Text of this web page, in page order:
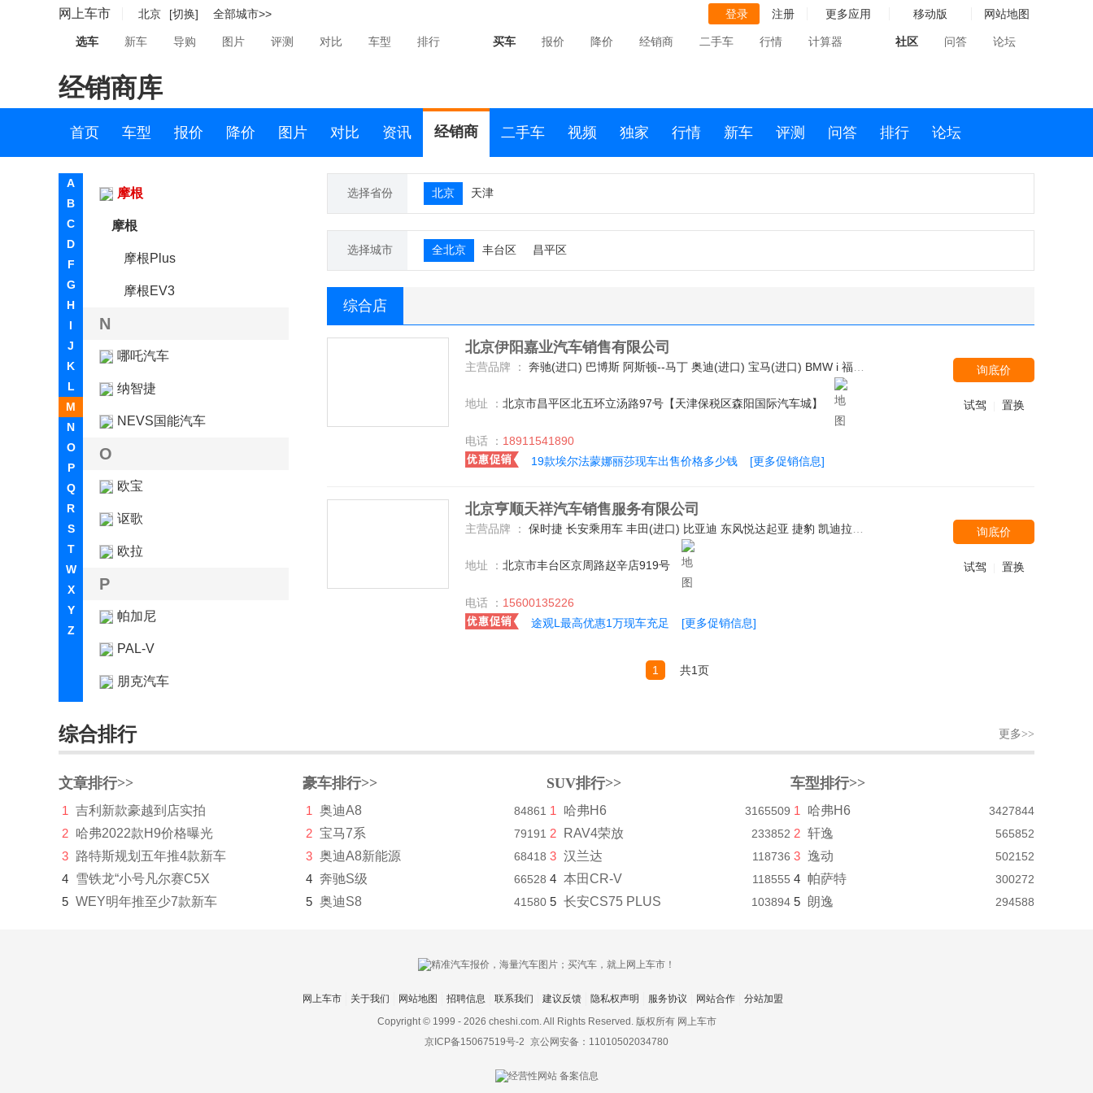
网上车市 北京 [切换] 全部城市>> 登录 注册 更多应用 移动版 网站地图
选车 新车 导购 图片 评测 对比 车型 排行 买车 报价 降价 经销商 二手车 行情 计算器 社区 问答 论坛
经销商库
首页 车型 报价 降价 图片 对比 资讯 经销商 二手车 视频 独家 行情 新车 评测 问答 排行 论坛
A
B
C
D
F
G
H
I
J
K
L
M
N
O
P
Q
R
S
T
W
X
Y
Z
名爵
MINI
摩登汽车
摩根
摩根
摩根Plus
摩根EV3
N
哪吒汽车
纳智捷
NEVS国能汽车
O
欧宝
讴歌
欧拉
P
帕加尼
PAL-V
朋克汽车
Polestar极星
Q
前途汽车
乔治巴顿
启辰
奇点汽车
选择省份 北京 天津
选择城市 全北京 丰台区 昌平区
综合店
北京伊阳嘉业汽车销售有限公司
主营品牌 ： 奔驰(进口) 巴博斯 阿斯顿--马丁 奥迪(进口) 宝马(进口) BMW i 福建奔驰 奔驰-迈巴赫 宾利 道奇(进口) 丰田(进口) 一汽丰田 福特(进口) 凯迪拉克(进口) 路虎 玛莎拉蒂 日产(进口) 特斯拉 迈凯伦 林肯 保时捷 卡尔森 雷克萨斯 劳斯莱斯 GMC 北京-戴克 法拉利 东风日产 兰博基尼 北京汽车 郑州日产 凯翼 上汽大众 英菲尼迪 瑞麒 宝沃汽车 哈弗汽车 福迪 北汽绅宝 克莱斯勒 比速汽车 中兴 众泰 成功汽车 罗伦士 南京依维柯 福汽启腾 北汽威旺 华晨宝马-之诺 陆风 天津一汽 摩根 红旗 君马汽车 长安跨越 潍柴汽车 野马汽车 云度新能源 华泰汽车 福田伽途 金旅客车 梅尔库斯 北汽银翔 一汽奔腾 迈巴赫 广汽丰田 ALPINA 菲斯科 长城 明君汽车 东风小康 长安铃木 北汽福田
地址 ： 北京市昌平区北五环立汤路97号【天津保税区森阳国际汽车城】
电话 ： 18911541890
19款埃尔法蒙娜丽莎现车出售价格多少钱
[更多促销信息]
询底价
试驾 置换
北京亨顺天祥汽车销售服务有限公司
主营品牌 ： 保时捷 长安乘用车 丰田(进口) 比亚迪 东风悦达起亚 捷豹 凯迪拉克(进口) 克莱斯勒 摩根 起亚(进口) 别克 一汽奥迪 华晨宝马 一汽丰田 上汽大众 一汽-大众 东风标致 凯迪拉克(国产) 北京奔驰 广汽本田 东风本田 长安福特 广汽丰田 长安马自达 一汽马自达 一汽奔腾 宝骏汽车 北京 哈弗汽车 北汽绅宝 北汽银翔 宝沃汽车 法拉利 北汽威旺 本田(进口) 标致(进口) 宾利 奥迪(进口) 阿斯顿-马丁 宝马(进口) BMW i 宝马M 奔驰(进口) 别克(进口) 道奇(进口) 英菲尼迪 奔驰-AMG 福特(进口) 斯巴鲁 奇瑞捷豹路虎 东风英菲尼迪 沃尔沃(进口) 东风日产 林肯 雷克萨斯 吉利汽车 斯柯达 三菱(进口) 奇瑞捷豹路虎 长安铃木 昌河 GMC Jeep 金杯 东南汽车 江淮汽车 陆风 广汽讴歌 上汽荣威 北汽新能源 郑州日产 东风风行 北汽福田 观致 长城 讴歌 菲亚特(进口) 郑州日产（东风风度） 东风风神 东风雷诺 猎豹汽车 广汽三菱 北京现代 巴博斯 广汽传祺 大众(进口) 雷诺 路虎 马自达(进口) 野马汽车 MINI 红旗 雪佛兰 广汽菲克 上汽通用五菱 特斯拉-TESLA 北京-戴克 东风雪铁龙 沃尔沃亚太 兰博基尼 众泰 劳斯莱斯 上汽大通 一汽海马 奇瑞汽车 雪佛兰(进口)
地址 ： 北京市丰台区京周路赵辛店919号
电话 ： 15600135226
途观L最高优惠1万现车充足
[更多促销信息]
询底价
试驾 置换
1 共1页
综合排行 更多>>
文章排行>>
1
吉利新款豪越到店实拍
2 哈弗2022款H9价格曝光
3 路特斯规划五年推4款新车
4 雪铁龙“小号凡尔赛C5X
5 WEY明年推至少7款新车
豪车排行>>
1 奥迪A8 84861
2 宝马7系 79191
3 奥迪A8新能源 68418
4 奔驰S级 66528
5 奥迪S8 41580
SUV排行>>
1 哈弗H6 3165509
2 RAV4荣放 233852
3 汉兰达 118736
4 本田CR-V 118555
5 长安CS75 PLUS 103894
车型排行>>
1 哈弗H6 3427844
2 轩逸 565852
3 逸动 502152
4 帕萨特 300272
5 朗逸 294588
网上车市 关于我们 网站地图 招聘信息 联系我们 建议反馈 隐私权声明 服务协议 网站合作
分站加盟
Copyright © 1999 - 2026 cheshi.com. All Rights Reserved. 版权所有 网上车市
京ICP备15067519号-2 京公网安备：11010502034780